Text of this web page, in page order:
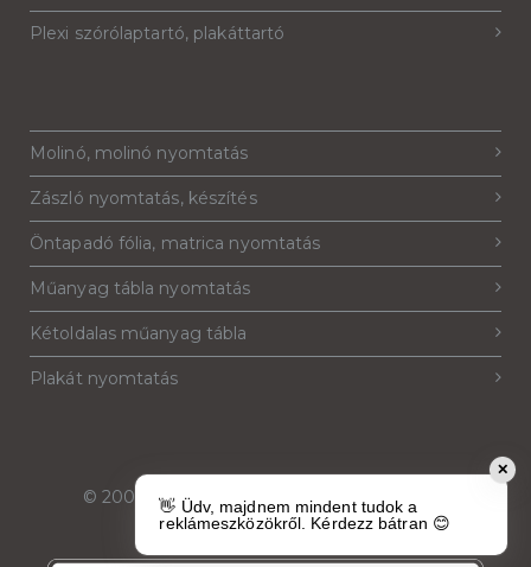
Plexi szórólaptartó, plakáttartó
Molinó, molinó nyomtatás
Zászló nyomtatás, készítés
Öntapadó fólia, matrica nyomtatás
Műanyag tábla nyomtatás
Kétoldalas műanyag tábla
Plakát nyomtatás
© 2007-2026 Reklámeszköz.hu
. Minden jog
fenntartva.
✕
👋 Üdv, majdnem mindent tudok a
reklámeszközökről. Kérdezz bátran 😊